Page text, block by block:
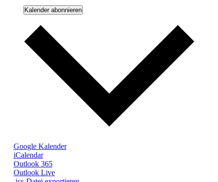
Kalender abonnieren
Google Kalender
iCalendar
Outlook 365
Outlook Live